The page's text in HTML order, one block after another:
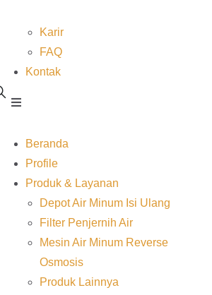
Karir
FAQ
Kontak
Beranda
Profile
Produk & Layanan
Depot Air Minum Isi Ulang
Filter Penjernih Air
Mesin Air Minum Reverse
Osmosis
Produk Lainnya